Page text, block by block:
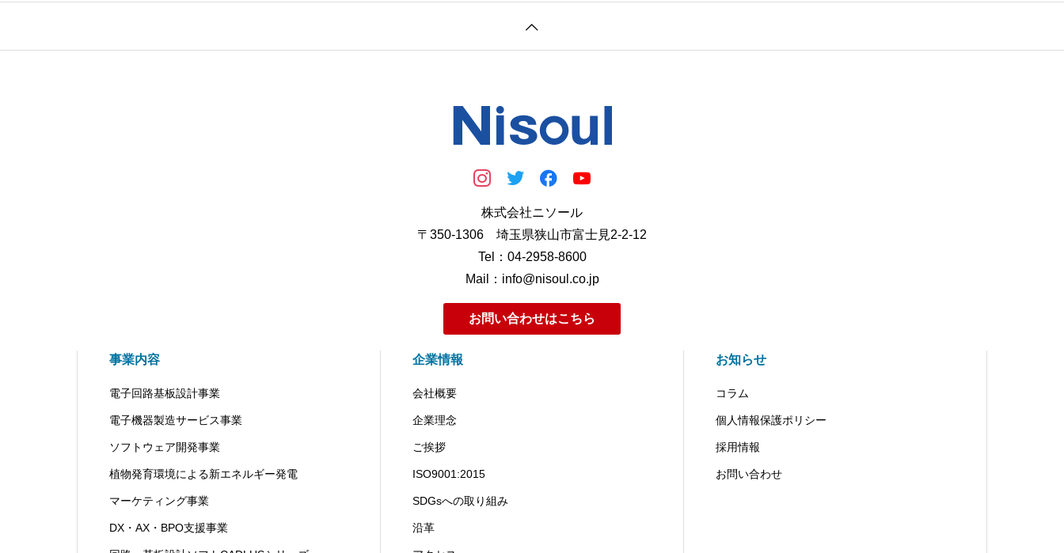
株式会社ニソール
〒350-1306 埼玉県狭山市富士見2-2-12
Tel：04-2958-8600
Mail：info@nisoul.co.jp
お問い合わせはこちら
事業内容
電子回路基板設計事業
電子機器製造サービス事業
ソフトウェア開発事業
植物発育環境による新エネルギー発電
マーケティング事業
DX・AX・BPO支援事業
企業情報
会社概要
企業理念
ご挨拶
ISO9001:2015
SDGsへの取り組み
沿革
お知らせ
コラム
個人情報保護ポリシー
採用情報
お問い合わせ